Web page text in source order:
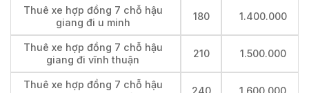
Thuê xe hợp đồng 7 chỗ hậu
giang đi u minh
180 1.400.000
Thuê xe hợp đồng 7 chỗ hậu
giang đi vĩnh thuận
210 1.500.000
Thuê xe hợp đồng 7 chỗ hậu
240 1.600.000